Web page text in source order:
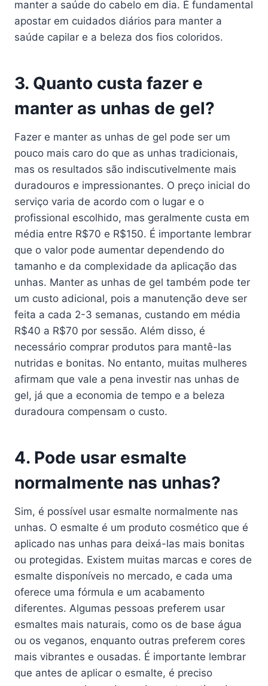
manter a saúde do cabelo em dia. É fundamental
apostar em cuidados diários para manter a
saúde capilar e a beleza dos fios coloridos.
3. Quanto custa fazer e
manter as unhas de gel?
Fazer e manter as unhas de gel pode ser um
pouco mais caro do que as unhas tradicionais,
mas os resultados são indiscutivelmente mais
duradouros e impressionantes. O preço inicial do
serviço varia de acordo com o lugar e o
profissional escolhido, mas geralmente custa em
média entre R$70 e R$150. É importante lembrar
que o valor pode aumentar dependendo do
tamanho e da complexidade da aplicação das
unhas. Manter as unhas de gel também pode ter
um custo adicional, pois a manutenção deve ser
feita a cada 2-3 semanas, custando em média
R$40 a R$70 por sessão. Além disso, é
necessário comprar produtos para mantê-las
nutridas e bonitas. No entanto, muitas mulheres
afirmam que vale a pena investir nas unhas de
gel, já que a economia de tempo e a beleza
duradoura compensam o custo.
4. Pode usar esmalte
normalmente nas unhas?
Sim, é possível usar esmalte normalmente nas
unhas. O esmalte é um produto cosmético que é
aplicado nas unhas para deixá-las mais bonitas
ou protegidas. Existem muitas marcas e cores de
esmalte disponíveis no mercado, e cada uma
oferece uma fórmula e um acabamento
diferentes. Algumas pessoas preferem usar
esmaltes mais naturais, como os de base água
ou os veganos, enquanto outras preferem cores
mais vibrantes e ousadas. É importante lembrar
que antes de aplicar o esmalte, é preciso